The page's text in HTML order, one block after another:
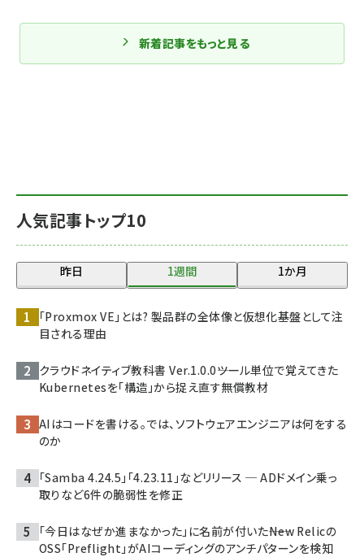
人気記事トップ10
昨日 1週間 1か月
「Proxmox VE」とは? 製品群の全体像と仮想化基盤として注
目される理由
クラウドネイティブ教科書 Ver.1.0.0――ツール単位で覚えてきた
Kubernetesを「構造」から捉え直す無償教材
AIはコードを書ける。では、ソフトウェアエンジニアは何をする
のか
「Samba 4.24.5」「4.23.11」などリリース ─ ADドメイン乗っ
取りなど6件の脆弱性を修正
「今日はなぜか進まなかった」に名前が付いた――New Relicの
OSS「Preflight」がAIコーディングのアンチパターンを検知
新着記事をもっと見る